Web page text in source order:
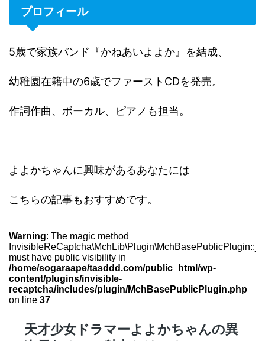
プロフィール
5歳で家族バンド『かねあいよよか』を結成、
幼稚園在籍中の6歳でファーストCDを発売。
作詞作曲、ボーカル、ピアノも担当。
よよかちゃんに興味があるあなたには
こちらの記事もおすすめです。